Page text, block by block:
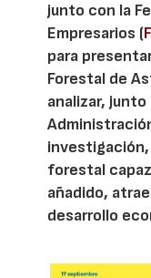
junto con la
Empresarios (
para
Forestal de
analizar,
investigación,
forestal
añadido,
desarrollo